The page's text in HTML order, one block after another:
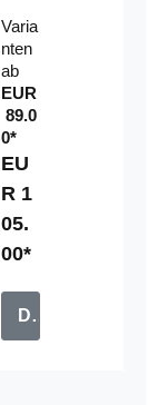
el
mi
t
Fe
rn
be
di
en
u
n
g
Varia
nten
ab
EUR
89.0
0*
EU
R 1
05.
00*
Details